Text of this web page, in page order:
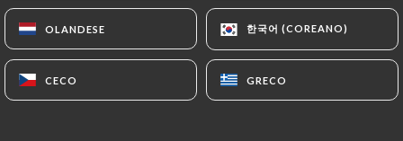
OLANDESE 한국어 (COREANO)
CECO GRECO
OLANDESE 한국어 (COREANO)
CECO GRECO